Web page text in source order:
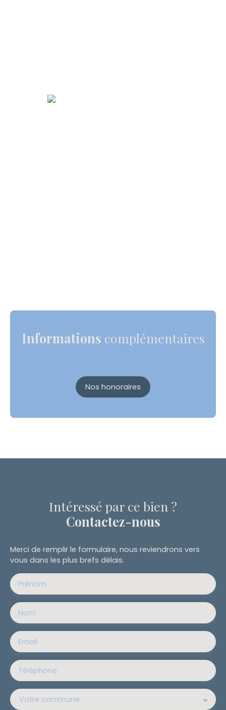
Informations complémentaires
Nos honoraires
Intéressé par ce bien ?
Contactez-nous
Merci de remplir le formulaire, nous reviendrons vers
vous dans les plus brefs délais.
Prénom
Nom
Email
Téléphone
Votre commune